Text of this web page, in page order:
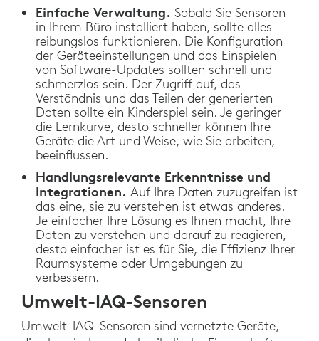
Einfache Verwaltung. Sobald Sie Sensoren
in Ihrem Büro installiert haben, sollte alles
reibungslos funktionieren. Die Konfiguration
der Geräteeinstellungen und das Einspielen
von Software-Updates sollten schnell und
schmerzlos sein. Der Zugriff auf, das
Verständnis und das Teilen der generierten
Daten sollte ein Kinderspiel sein. Je geringer
die Lernkurve, desto schneller können Ihre
Geräte die Art und Weise, wie Sie arbeiten,
beeinflussen.
Handlungsrelevante Erkenntnisse und
Integrationen. Auf Ihre Daten zuzugreifen ist
das eine, sie zu verstehen ist etwas anderes.
Je einfacher Ihre Lösung es Ihnen macht, Ihre
Daten zu verstehen und darauf zu reagieren,
desto einfacher ist es für Sie, die Effizienz Ihrer
Raumsysteme oder Umgebungen zu
verbessern.
Umwelt-IAQ-Sensoren
Umwelt-IAQ-Sensoren sind vernetzte Geräte,